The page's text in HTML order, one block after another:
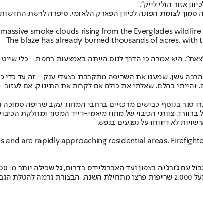
אזור הולי לייק".
smoke clouds rising from the Everglades
The blaze has already burned thousands of acres,
היא אמרה כי הדרך לנוס הייתה באמצעות רחפת - כלי
עשן, שמענו את השריפה מתקרבת בצעדי ענק - זה עד כדי
בהלם, שאלתי את כולם אם לקחת את התינוק, אם לעזוב
בנוסף כבישים מרכזיים ברחבי המחוז, עקב שריפה סמוכה
לא דיווחו על נפגעים בנפש.
and are rapidly approaching residential areas.
נחשבת לשנה עם אחת הבצורות הקשות ביותר במדינה הדרומית מזה עשרות שנים - ומעל 2,000